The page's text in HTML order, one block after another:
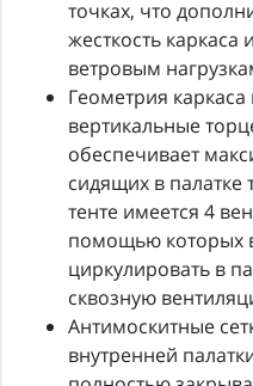
точках, что
жесткость каркаса
ветровым
Геометрия каркаса
вертикальные
обеспечивает
сидящих в палатке
тенте имеется 4
помощью которых
циркулировать в
сквозную
Антимоскитные
внутренней